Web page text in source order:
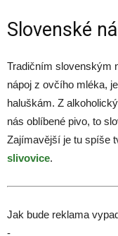
Slovenské
Tradičním slovenským
nápoj z ovčího mléka,
haluškám. Z
nás oblíbené pivo, to
Zajímavější je tu spíše
slivovice.
Jak bude reklama
-